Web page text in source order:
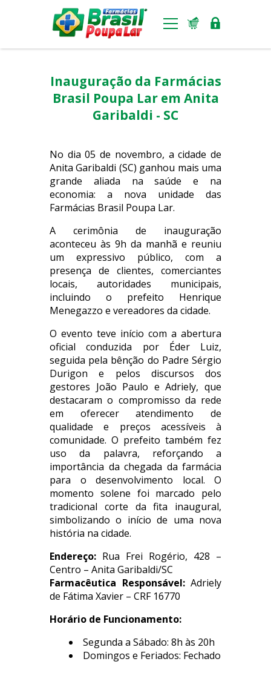
Ferramentas
Padronização visual
Lojas
Seja um franqueado
Inauguração da Farmácias
Brasil Poupa Lar em Anita
Garibaldi - SC
No dia 05 de novembro, a cidade de
Anita Garibaldi (SC) ganhou mais uma
grande aliada na saúde e na
economia: a nova unidade das
Farmácias Brasil Poupa Lar.
A cerimônia de inauguração
aconteceu às 9h da manhã e reuniu
um expressivo público, com a
presença de clientes, comerciantes
locais, autoridades municipais,
incluindo o prefeito Henrique
Menegazzo e vereadores da cidade.
O evento teve início com a abertura
oficial conduzida por Éder Luiz,
seguida pela bênção do Padre Sérgio
Durigon e pelos discursos dos
gestores João Paulo e Adriely, que
destacaram o compromisso da rede
em oferecer atendimento de
qualidade e preços acessíveis à
comunidade. O prefeito também fez
uso da palavra, reforçando a
importância da chegada da farmácia
para o desenvolvimento local. O
momento solene foi marcado pelo
tradicional corte da fita inaugural,
simbolizando o início de uma nova
história na cidade.
Endereço: Rua Frei Rogério, 428 –
Centro – Anita Garibaldi/SC
Farmacêutica Responsável:Adriely
de Fátima Xavier – CRF 16770
Horário de Funcionamento:
Segunda a Sábado: 8h às 20h
Domingos e Feriados: Fechado